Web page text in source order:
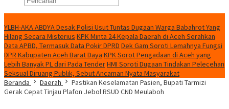
YLBH-AKA ABDYA Desak Polisi Usut Tuntas Dugaan Warga Babahrot Yang
Hilang Secara Misterius KPK Minta 24 Kepala Daerah di Aceh Serahkan
Data APBD, Termasuk Data Pokir DPRD Dek Gam Soroti Lemahnya Fungsi
DPR Kabupaten Aceh Barat Daya KPK Sorot Pengadaan di Aceh yang
Lebih Banyak PL dari Pada TenderHMI Soroti Dugaan Tindakan Pelecehan
Seksual Diruang Publik, Sebut Ancaman Nyata Masyarakat
Beranda
Daerah
Pastikan Keselamatan Pasien, Bupati Tarmizi
Gerak Cepat Tinjau Plafon Jebol RSUD CND Meulaboh